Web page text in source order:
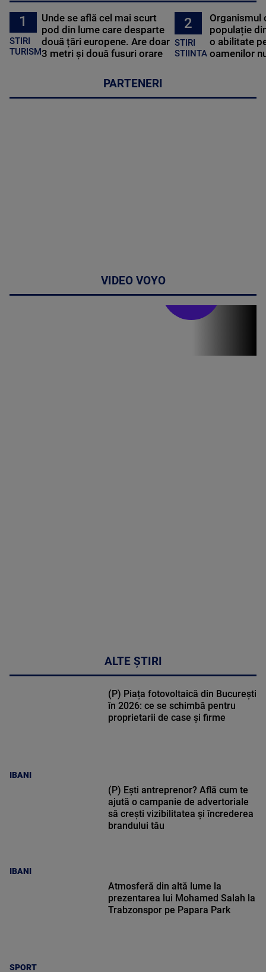
1
STIRI
TURISM
Unde se află cel mai scurt
pod din lume care desparte
două țări europene. Are doar
3 metri și două fusuri orare
2
STIRI
STIINTA
Organismul
populație
o abilitate
oamenilor
PARTENERI
VIDEO VOYO
ALTE ȘTIRI
IBANI
(P) Piața fotovoltaică din București
în 2026: ce se schimbă pentru
proprietarii de case și firme
IBANI
(P) Ești antreprenor? Află cum te
ajută o campanie de advertoriale
să crești vizibilitatea și încrederea
brandului tău
SPORT
Atmosferă din altă lume la
prezentarea lui Mohamed Salah la
Trabzonspor pe Papara Park